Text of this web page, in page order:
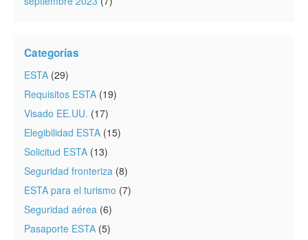
Categorías
ESTA (29)
Requisitos ESTA (19)
Visado EE.UU. (17)
Elegibilidad ESTA (15)
Solicitud ESTA (13)
Seguridad fronteriza (8)
ESTA para el turismo (7)
Seguridad aérea (6)
Pasaporte ESTA (5)